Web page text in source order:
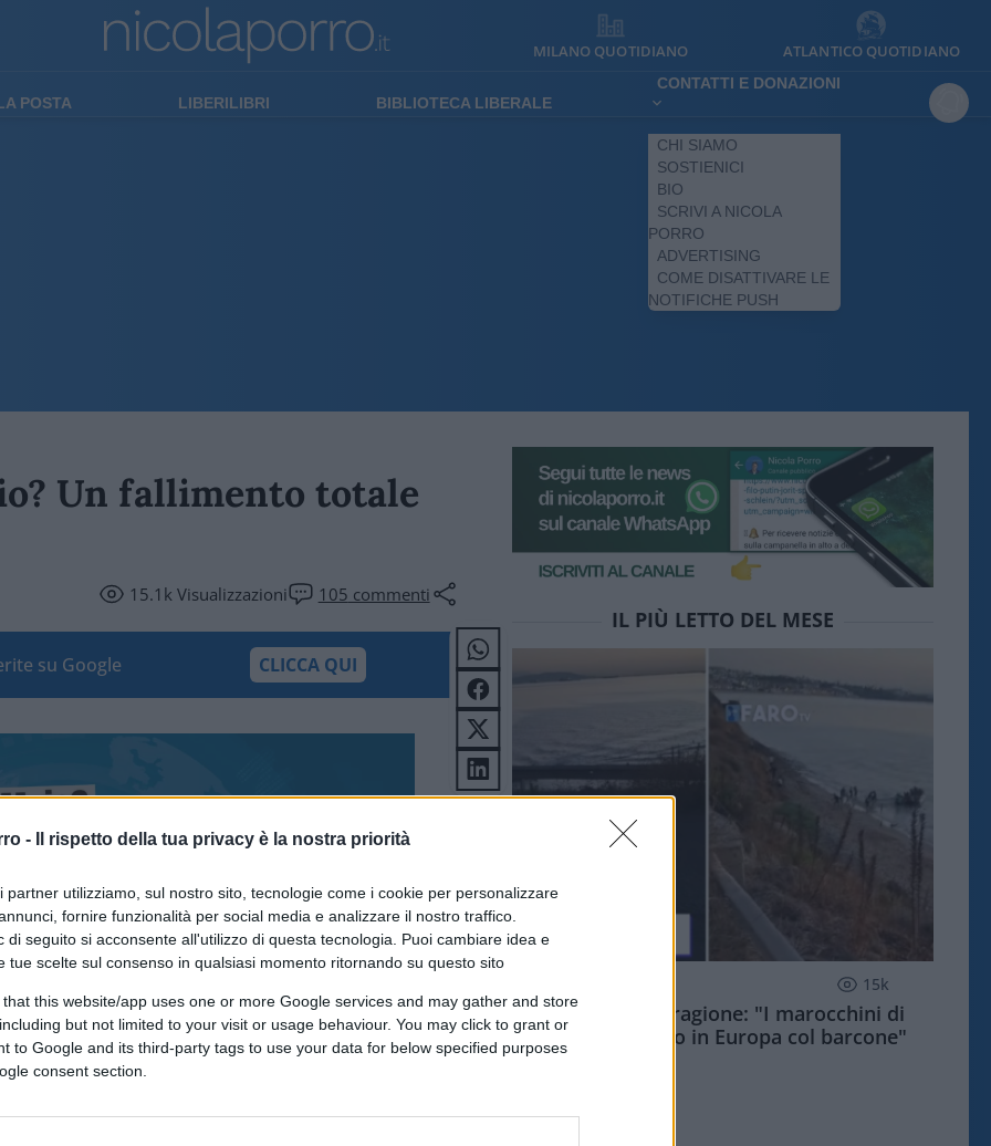
- Il rispetto della tua privacy è la nostra priorità
partner utilizziamo, sul nostro sito, tecnologie come i cookie per personalizzare
fornire funzionalità per social media e analizzare il nostro traffico.
di seguito si acconsente all'utilizzo di questa tecnologia. Puoi cambiare idea e
tue scelte sul consenso in qualsiasi momento ritornando su questo sito
that this website/app uses one or more Google services and may gather and store
but not limited to your visit or usage behaviour. You may click to grant or
to Google and its third-party tags to use your data for below specified purposes
consent section.
MILANO QUOTIDIANO ATLANTICO QUOTIDIANO
POSTA LIBERILIBRI BIBLIOTECA LIBERALE
CONTATTI E DONAZIONI
CHI SIAMO
SOSTIENICI
BIO
SCRIVI A NICOLA
PORRO
ADVERTISING
COME DISATTIVARE LE
NOTIFICHE PUSH
Un fallimento totale
15.1kVisualizzazioni 105 commenti
su Google CLICCA QUI
IL PIÙ LETTO DEL MESE
15k
Meloni aveva ragione: "I marocchini di
Ceuta sbarcano in Europa col barcone"